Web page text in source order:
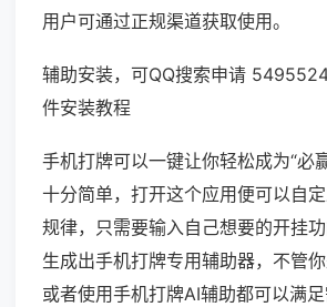
用户可通过正规渠道获取使用。
辅助安装，可QQ搜索申请
件安装教程
手机打牌可以一键让你轻松成为“必
十分简单，打开这个应用便可以自
规律，只需要输入自己想要的开挂
生成出手机打牌专用辅助器，不管
或者使用手机打牌AI辅助都可以满足